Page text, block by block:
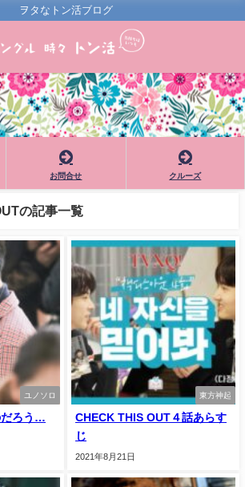
ヲタなトン活ブログ
お問合せ クルーズ
の記事一覧
ユノソロ
だろう…
東方神起
CHECK THIS OUT４話あらす
じ
2021年8月21日